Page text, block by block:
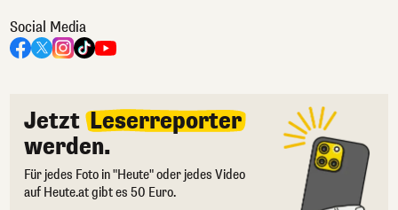
Social Media
Jetzt Leserreporter
werden.
Für jedes Foto in "Heute" oder jedes Video
auf Heute.at gibt es 50 Euro.